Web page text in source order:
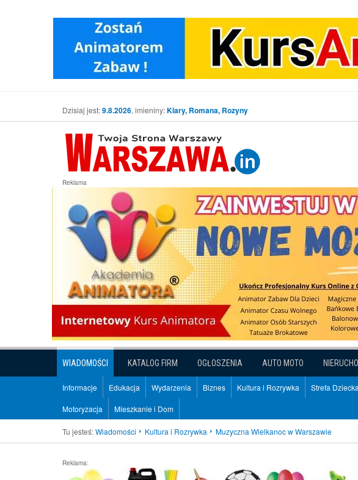
Dzisiaj jest:9.8.2026, imieniny:Klary, Romana, Rozyny
Reklama
WIADOMOŚCI KATALOG FIRM OGŁOSZENIA AUTO MOTO
Informacje Edukacja Wydarzenia Biznes Kultura i Rozrywka Strefa
Motoryzacja Mieszkanie i Dom
Tu jesteś:Wiadomości Kultura i Rozrywka Muzyczna Wielkanoc w Warszawie
Reklama: